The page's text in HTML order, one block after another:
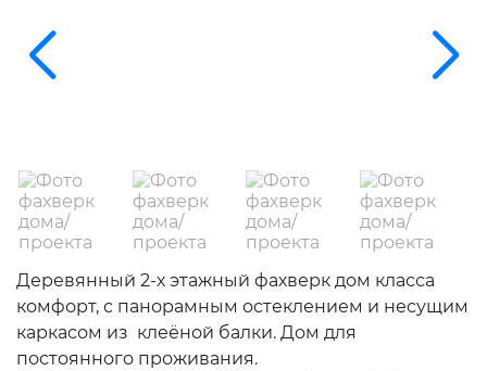
Деревянный 2-х этажный фахверк дом класса
комфорт, с панорамным остеклением и несущим
каркасом из клеёной балки. Дом для
постоянного проживания.